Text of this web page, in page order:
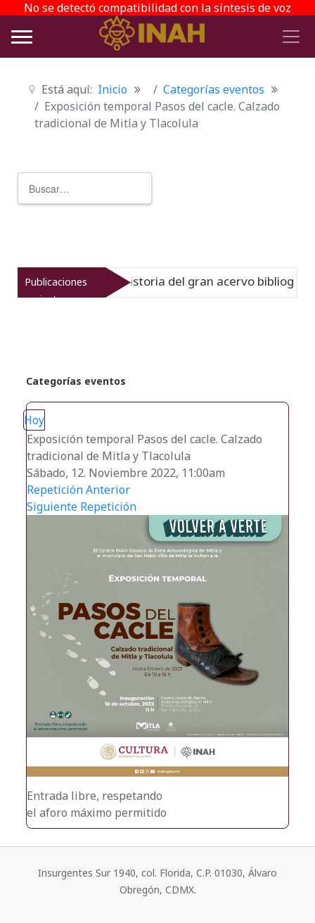
No se detectó compatibilidad con la síntesis de voz
Está aquí: Inicio
Categorías eventos
Exposición temporal Pasos del cacle. Calzado
tradicional de Mitla y Tlacolula
Publicaciones
recientes
muestra la historia del gran acervo bibliográfico
Categorías eventos
Hoy
Exposición temporal Pasos del cacle. Calzado
tradicional de Mitla y Tlacolula
Sábado, 12. Noviembre 2022, 11:00am
Repetición Anterior
Siguiente Repetición
Entrada libre, respetando
el aforo máximo permitido
Insurgentes Sur 1940, col. Florida, C.P. 01030, Álvaro
Obregón, CDMX.